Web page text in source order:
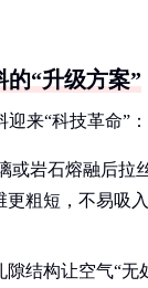
“升级方案”
来“科技革命”：
或岩石熔融后拉
更粗短，不易吸
隙结构让空气“无